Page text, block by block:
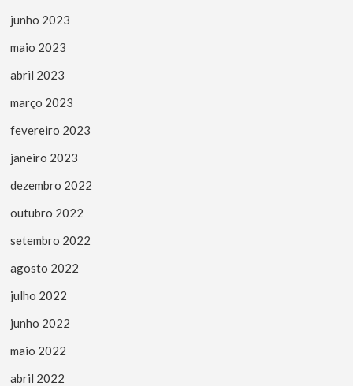
junho 2023
maio 2023
abril 2023
março 2023
fevereiro 2023
janeiro 2023
dezembro 2022
outubro 2022
setembro 2022
agosto 2022
julho 2022
junho 2022
maio 2022
abril 2022